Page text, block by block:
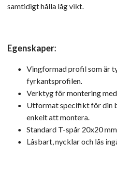
samtidigt hålla låg vikt.
Egenskaper:
Vingformad profil som är
fyrkantsprofilen.
Verktyg för montering
Utformat specifikt för din
enkelt att montera.
Standard T-spår 20x20
Låsbart, nycklar och lås